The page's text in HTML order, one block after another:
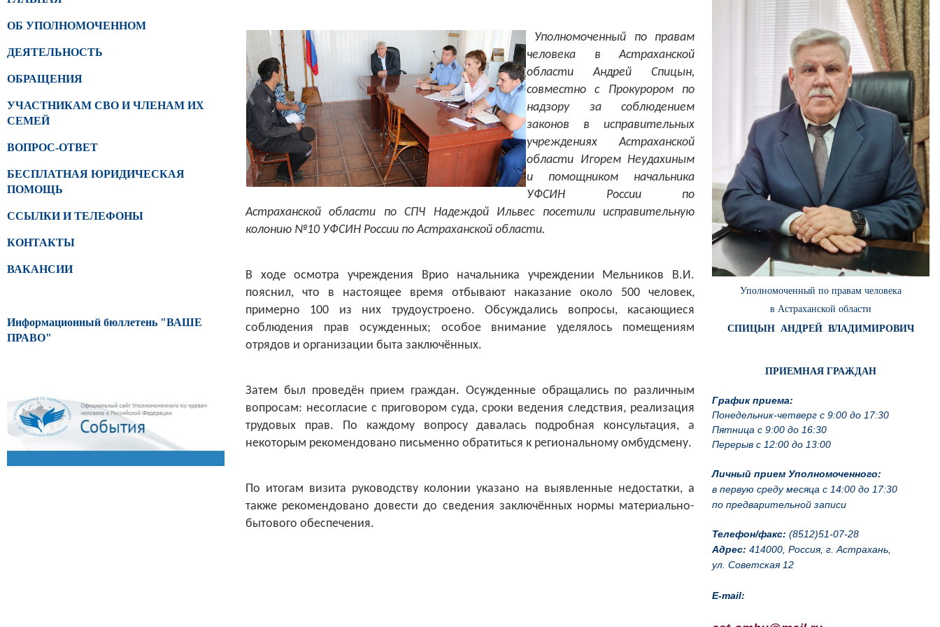
ОБ УПОЛНОМОЧЕННОМ
ДЕЯТЕЛЬНОСТЬ
ОБРАЩЕНИЯ
УЧАСТНИКАМ СВО И ЧЛЕНАМ ИХ
СЕМЕЙ
ВОПРОС-ОТВЕТ
БЕСПЛАТНАЯ ЮРИДИЧЕСКАЯ
ПОМОЩЬ
ССЫЛКИ И ТЕЛЕФОНЫ
КОНТАКТЫ
ВАКАНСИИ
Информационный бюллетень "ВАШЕ
ПРАВО"
Уполномоченный по правам человека
в Астраханской области
СПИЦЫН АНДРЕЙ ВЛАДИМИРОВИЧ
ПРИЕМНАЯ ГРАЖДАН
График приема:
Понедельник-четверг с 9:00 до 17:30
Пятница с 9:00 до 16:30
Перерыв с 12:00 до 13:00
Личный прием Уполномоченного:
в первую среду месяца с 14:00 до 17:30
по предварительной записи
Телефон/факс: (8512)51-07-28
Адрес: 414000, Россия, г. Астрахань,
ул. Советская 12
E-mail:
Уполномоченный по правам
человека в Астраханской
области Андрей Спицын,
совместно с Прокурором по
надзору за соблюдением
законов в исправительных
учреждениях Астраханской
области Игорем Неудахиным
и помощником начальника
УФСИН России по
Астраханской области по СПЧ Надеждой Ильвес посетили исправительную
колонию №10 УФСИН России по Астраханской области.
В ходе осмотра учреждения Врио начальника учреждении Мельников В.И.
пояснил, что в настоящее время отбывают наказание около 500 человек,
примерно 100 из них трудоустроено. Обсуждались вопросы, касающиеся
соблюдения прав осужденных; особое внимание уделялось помещениям
отрядов и организации быта заключённых.
Затем был проведён прием граждан. Осужденные обращались по различным
вопросам: несогласие с приговором суда, сроки ведения следствия, реализация
трудовых прав. По каждому вопросу давалась подробная консультация, а
некоторым рекомендовано письменно обратиться к региональному омбудсмену.
По итогам визита руководству колонии указано на выявленные недостатки, а
также рекомендовано довести до сведения заключённых нормы материально-
бытового обеспечения.